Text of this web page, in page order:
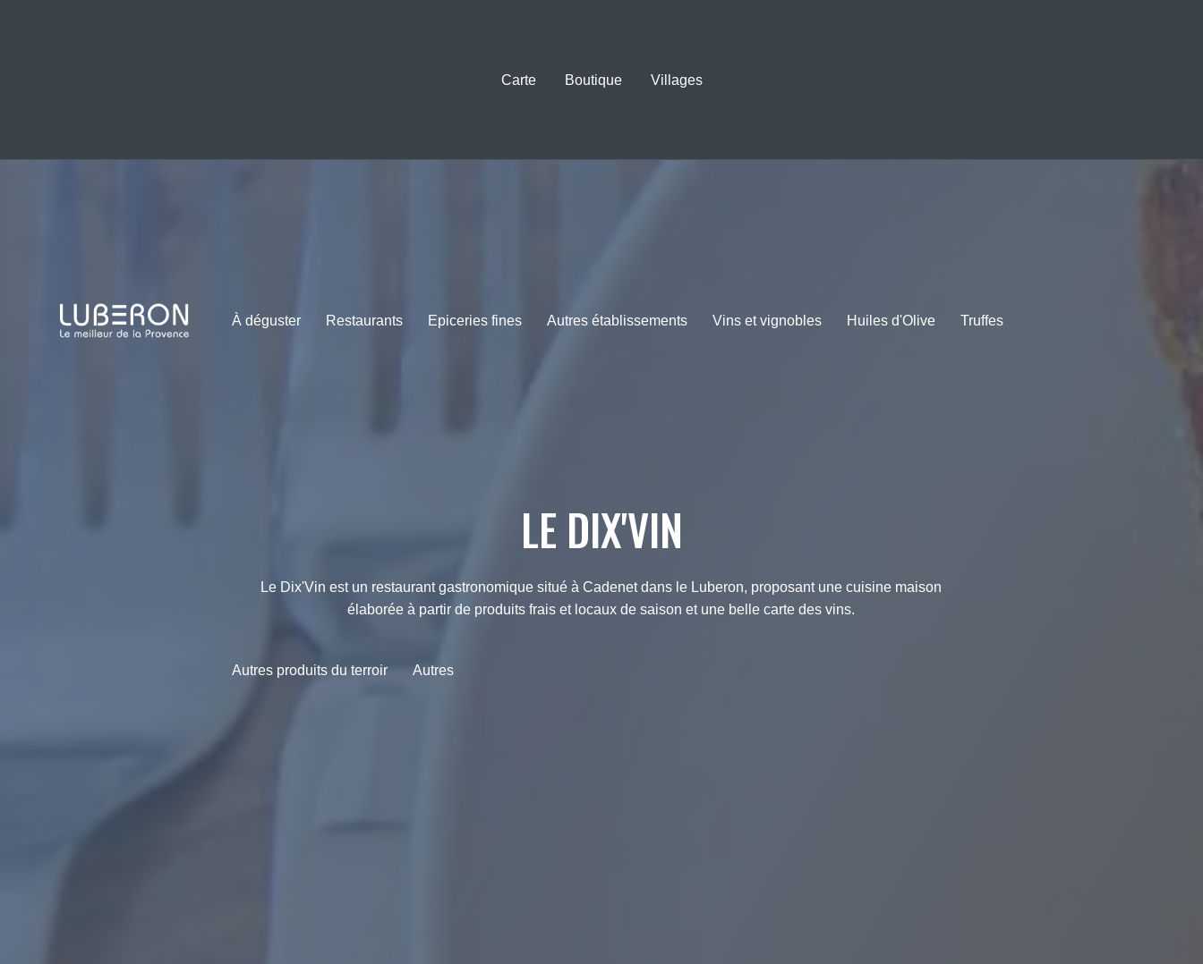
Carte Boutique Villages
À déguster Restaurants Epiceries fines Autres établissements Vins et vignobles Huiles d'Olive Truffes
Autres produits du terroir Autres
LE DIX'VIN
Le Dix'Vin est un restaurant gastronomique situé à Cadenet dans le Luberon, proposant une cuisine maison
élaborée à partir de produits frais et locaux de saison et une belle carte des vins.